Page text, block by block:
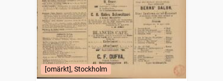
[omärkt], Stockholm